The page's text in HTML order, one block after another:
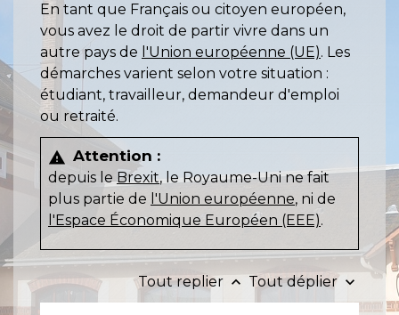
En tant que Français ou citoyen européen,
vous avez le droit de partir vivre dans un
autre pays de l'Union européenne (UE). Les
démarches varient selon votre situation :
étudiant, travailleur, demandeur d'emploi
ou retraité.
warning Attention :
depuis leBrexit, le Royaume-Uni ne fait
plus partie de l'Union européenne, ni de
l'Espace Économique Européen (EEE).
Tout replier keyboard_arrow_up Tout déplier keyboard_arrow_down